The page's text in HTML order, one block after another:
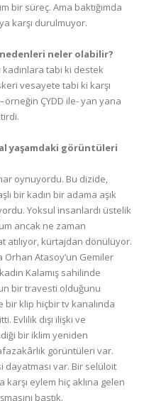
bir süreç. Ama baktığımda
karşı durulmuyor.
nedenleri neler olabilir?
tabi ki destek
vesayete tabi ki karşı
ÇYDD ile- yan yana
yaşamdaki görüntüleri
oynuyordu. Bu dizide,
bir kadın bir adama aşık
Yoksul insanlardı üstelik
ancak ne zaman
atılıyor, kürtajdan dönülüyor.
Orhan Atasoy’un Gemiler
Kalamış sahilinde
bir travesti olduğunu
bir klip hiçbir tv kanalında
Evlilik dışı ilişki ve
bir iklim yeniden
görüntüleri var.
var. Bir selüloit
eylem hiç aklına gelen
bastık.